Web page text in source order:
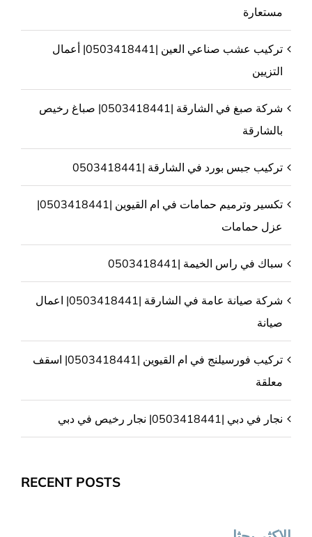
مستعارة
تركيب عشب صناعي العين |0503418441| أعمال
التزيين
شركة صبغ في الشارقة |0503418441| صباغ رخيص
بالشارقة
تركيب جبس بورد في الشارقة |0503418441
تكسير وترميم حمامات في ام القيوين |0503418441|
عزل حمامات
سباك في راس الخيمة |0503418441
شركة صيانة عامة في الشارقة |0503418441| اعمال
صيانة
تركيب فورسيلنج في ام القيوين |0503418441| اسقف
معلقة
نجار في دبي |0503418441| نجار رخيص في دبي
RECENT POSTS